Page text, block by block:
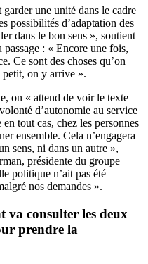
une unité dans le cadre
possibilités d’adaptation des
dans le bon sens », soutient
: « Encore une fois,
Ce sont des choses qu’on
petit, on y arrive ».
on « attend de voir le texte
d’autonomie au service
tout cas, chez les personnes
ensemble. Cela n’engagera
sens, ni dans un autre »,
présidente du groupe
politique n’ait pas été
nos demandes ».
va consulter les deux
prendre la